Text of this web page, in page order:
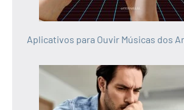
Aplicativos para Ouvir Músicas dos